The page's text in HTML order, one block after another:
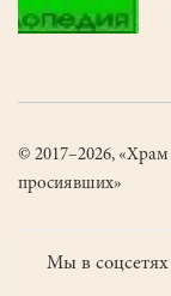
© 2017–2026, «Храм
просиявших»
Мы в соцсетях